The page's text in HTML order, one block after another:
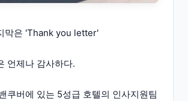
막은 'Thank you letter'
언제나 감사하다.
쿠버에 있는 5성급 호텔의 인사지원팀